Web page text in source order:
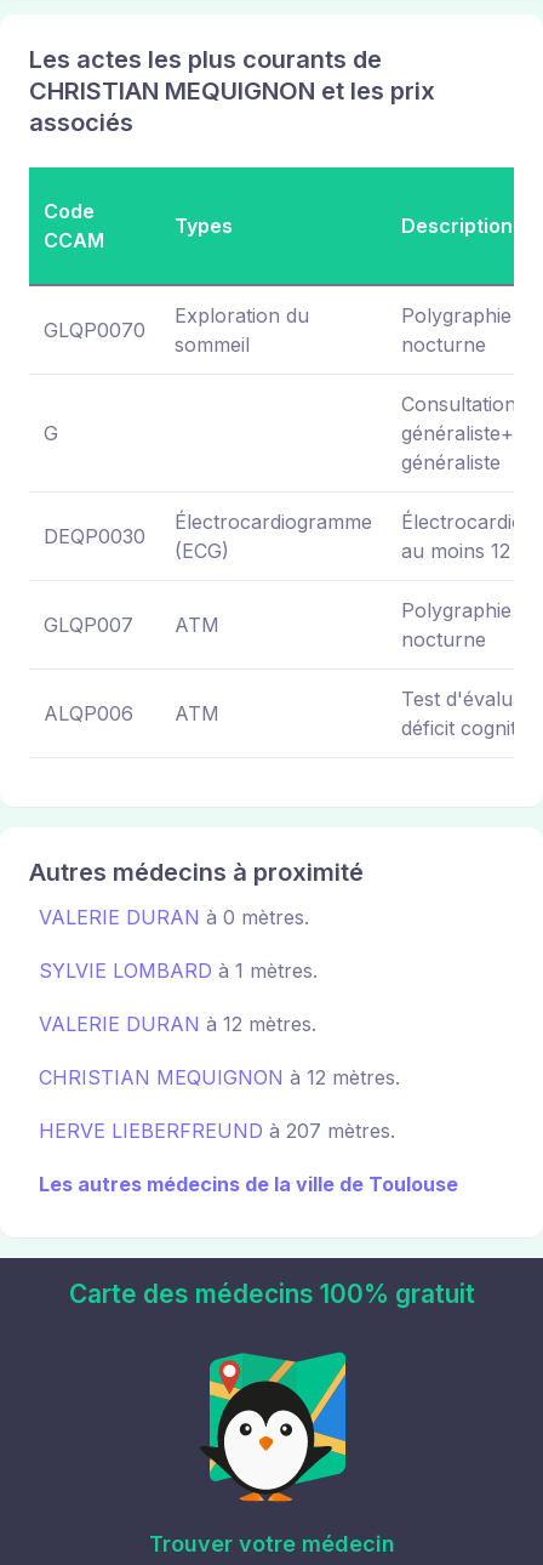
Les actes les plus courants de
CHRISTIAN MEQUIGNON et les prix
associés
Code
CCAM
Types Description
GLQP0070
Exploration du
sommeil
Polygraphie
nocturne
G
Consultation
généraliste
DEQP0030
Électrocardiogramme
(ECG)
au moins 12
GLQP007 ATM
Polygraphie
nocturne
ALQP006 ATM
Test
déficit cognitif
Autres médecins à proximité
VALERIE DURAN à 0 mètres.
SYLVIE LOMBARD à 1 mètres.
VALERIE DURAN à 12 mètres.
CHRISTIAN MEQUIGNON à 12 mètres.
HERVE LIEBERFREUND à 207 mètres.
Les autres médecins de la ville de Toulouse
Carte des médecins 100% gratuit
Trouver votre médecin